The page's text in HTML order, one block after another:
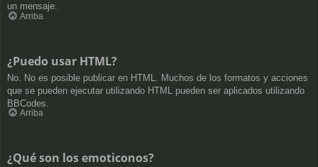
un mensaje.
Arriba
¿Puedo usar HTML?
No. No es posible publicar en HTML. Muchos de los formatos y acciones
que se pueden ejecutar utilizando HTML pueden ser aplicados utilizando
BBCodes.
Arriba
¿Qué son los emoticonos?